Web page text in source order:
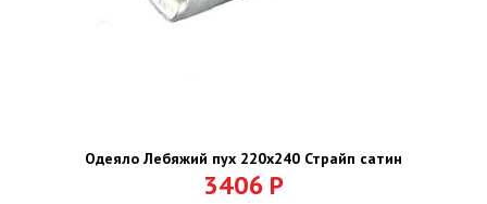
Одеяло Лебяжий пух 220х240 Страйп сатин
3406 Р